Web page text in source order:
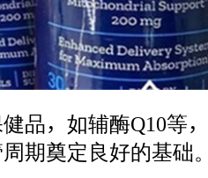
品，如辅酶Q10等
期奠定良好的基础